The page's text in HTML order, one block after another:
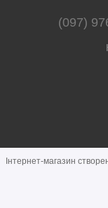
(097)
Інтернет-магазин